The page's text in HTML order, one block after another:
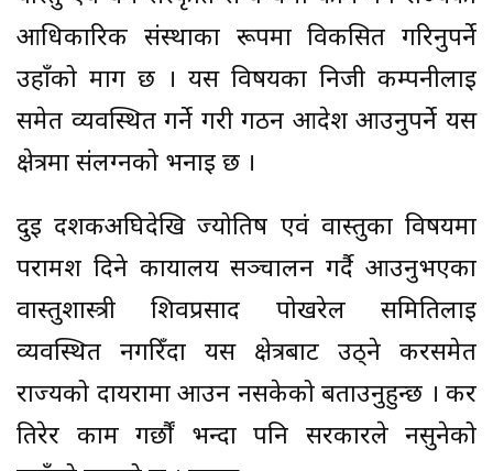
आधिकारिक संस्थाका रूपमा विकसित गरिनुपर्ने
उहाँको माग छ । यस विषयका निजी कम्पनीलाई
समेत व्यवस्थित गर्ने गरी गठन आदेश आउनुपर्ने यस
क्षेत्रमा संलग्नको भनाइ छ ।
दुई दशकअघिदेखि ज्योतिष एवं वास्तुका विषयमा
परामर्श दिने कार्यालय सञ्चालन गर्दै आउनुभएका
वास्तुशास्त्री शिवप्रसाद पोखरेल समितिलाई
व्यवस्थित नगरिँदा यस क्षेत्रबाट उठ्ने करसमेत
राज्यको दायरामा आउन नसकेको बताउनुहुन्छ । कर
तिरेर काम गर्छौं भन्दा पनि सरकारले नसुनेको